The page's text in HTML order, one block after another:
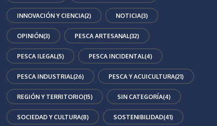
INNOVACIÓN Y CIENCIA(2) NOTICIA(3)
OPINIÓN(3) PESCA ARTESANAL(32)
PESCA ILEGAL(5) PESCA INCIDENTAL(4)
PESCA INDUSTRIAL(26) PESCA Y ACUICULTURA(21)
REGIÓN Y TERRITORIO(15) SIN CATEGORÍA(4)
SOCIEDAD Y CULTURA(8) SOSTENIBILIDAD(41)